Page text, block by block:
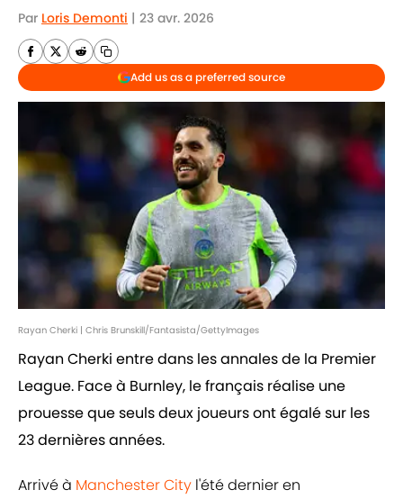
Par Loris Demonti | 23 avr. 2026
Add us as a preferred source
Rayan Cherki | Chris Brunskill/Fantasista/GettyImages
Rayan Cherki entre dans les annales de la Premier
League. Face à Burnley, le français réalise une
prouesse que seuls deux joueurs ont égalé sur les
23 dernières années.
Arrivé à Manchester City l'été dernier en